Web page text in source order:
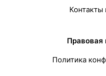
Контакты
Правовая
Политика